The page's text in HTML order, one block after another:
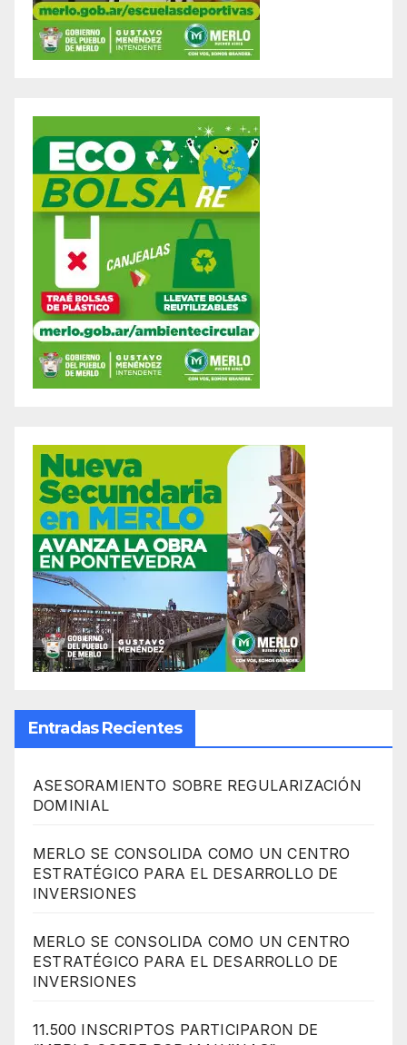
Entradas Recientes
ASESORAMIENTO SOBRE REGULARIZACIÓN
DOMINIAL
MERLO SE CONSOLIDA COMO UN CENTRO
ESTRATÉGICO PARA EL DESARROLLO DE
INVERSIONES
MERLO SE CONSOLIDA COMO UN CENTRO
ESTRATÉGICO PARA EL DESARROLLO DE
INVERSIONES
11.500 INSCRIPTOS PARTICIPARON DE